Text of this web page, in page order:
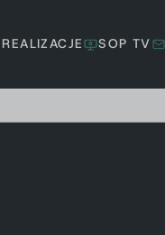
REALIZACJE SOP TV